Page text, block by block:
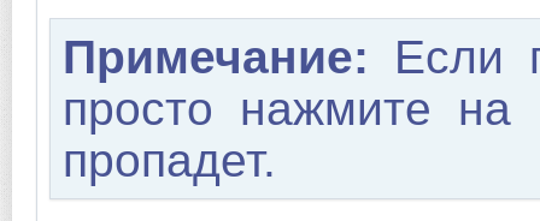
Примечание: Если
просто нажмите на
пропадет.